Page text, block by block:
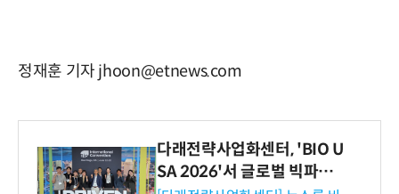
정재훈 기자 jhoon@etnews.com
다래전략사업화센터, 'BIO U
SA 2026'서 글로벌 빅파마